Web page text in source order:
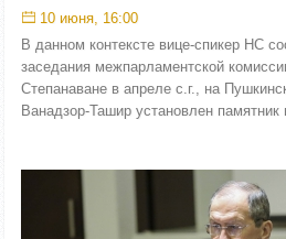
10 июня, 16:00
В данном контексте вице-спикер НС
заседания межпарламентской
Степанаване в апреле с.г., на
Ванадзор-Ташир установлен